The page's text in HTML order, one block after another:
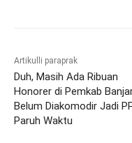
Artikulli paraprak
Duh, Masih Ada Ribuan
Honorer di Pemkab
Belum Diakomodir Jadi
Paruh Waktu